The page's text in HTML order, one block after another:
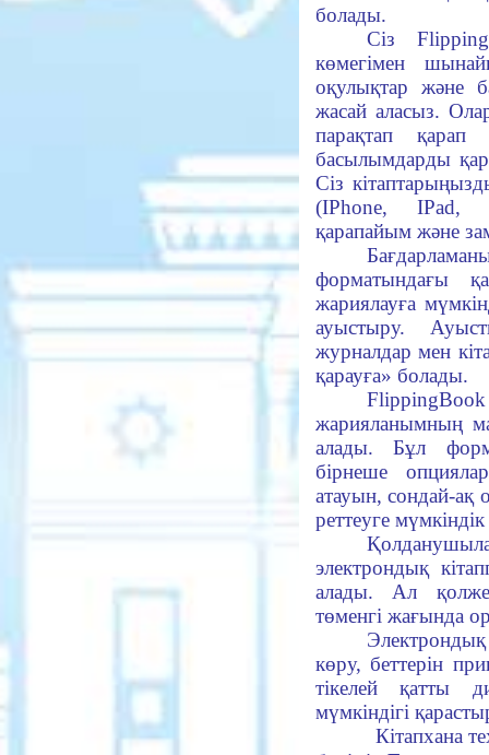
болады.
Сіз
көмегімен
оқулықтар және
жасай аласыз.
парақтап қарап
басылымдарды
Сіз
(IPhone, IPad,
қарапайым және
форматындағы
жариялауға
ауыстыру.
журналдар мен
қарауға» болады.
жарияланымның
алады. Бұл
бірнеше
атауын, сондай-ақ
реттеуге мүмкіндік
электрондық
алады. Ал
төменгі жағында
көру, беттерін
тікелей қатты
мүмкіндігі
Кітапхана